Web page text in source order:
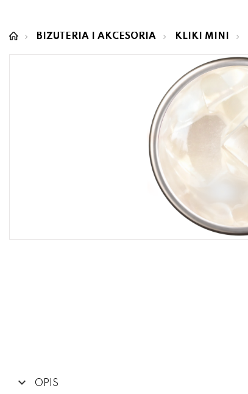
BIŻUTERIA I AKCESORIA KLIKI MINI
OPIS